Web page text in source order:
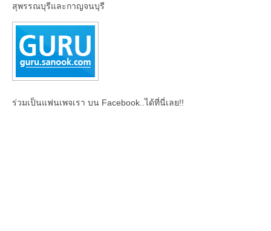
สุพรรณบุรีและกาญจนบุรี
ร่วมเป็นแฟนเพจเรา บน Facebook..ได้ที่นี่เลย!!